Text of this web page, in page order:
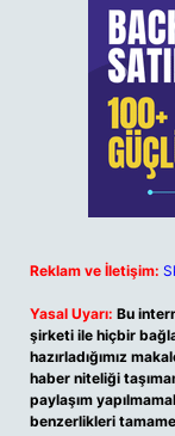
Reklam ve İletişim:
Yasal Uyarı: Bu
şirketi ile hiçbir
hazırladığımız
haber niteliği
paylaşım
benzerlikleri